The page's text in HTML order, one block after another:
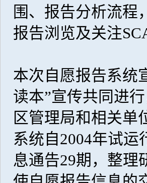
围、报告分析流程
报告浏览及关注
本次自愿报告系统
读本”宣传共同进
区管理局和相关单
系统自2004年试运
息通告29期，整理